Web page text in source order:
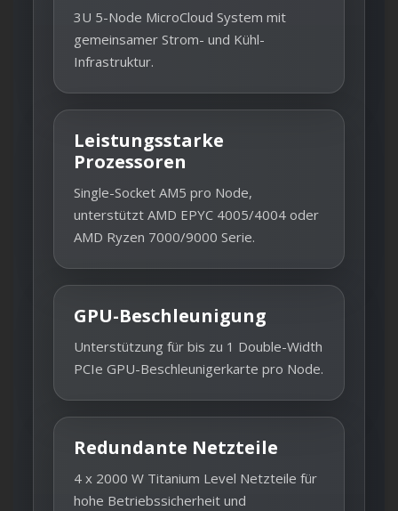
3U 5-Node MicroCloud System mit
gemeinsamer Strom- und Kühl-
Infrastruktur.
Leistungsstarke
Prozessoren
Single-Socket AM5 pro Node,
unterstützt AMD EPYC 4005/4004 oder
AMD Ryzen 7000/9000 Serie.
GPU-Beschleunigung
Unterstützung für bis zu 1 Double-Width
PCIe GPU-Beschleunigerkarte pro Node.
Redundante Netzteile
4 x 2000 W Titanium Level Netzteile für
hohe Betriebssicherheit und